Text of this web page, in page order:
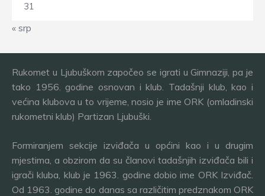
31
« srp
Rukomet u Ljubuškom započeo se igrati u Gimnaziji, pa je
tako 1956. godine osnovan i klub. Tadašnji klub, kao i
većina klubova u to vrijeme, nosio je ime ORK (omladinski
rukometni klub) Partizan Ljubuški.
Formiranjem sekcije izviđača u općini kao i u drugim
mjestima, a obzirom da su članovi tadašnjih izviđača bili i
igrači kluba, klub je 1963. godine dobio ime ORK Izviđač.
Od 1963. godine do danas sa različitim predznakom ORK